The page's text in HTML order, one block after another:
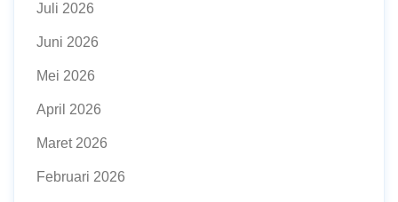
Juli 2026
Juni 2026
Mei 2026
April 2026
Maret 2026
Februari 2026